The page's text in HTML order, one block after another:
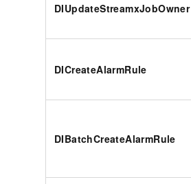
DIUpdateStreamxJobOwner
DICreateAlarmRule
DIBatchCreateAlarmRule